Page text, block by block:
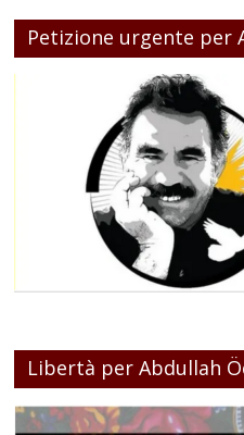
Petizione urgente per
Libertà per Abdullah